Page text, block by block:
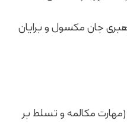
جان مکسول و برایان
مکالمه و تسلط بر